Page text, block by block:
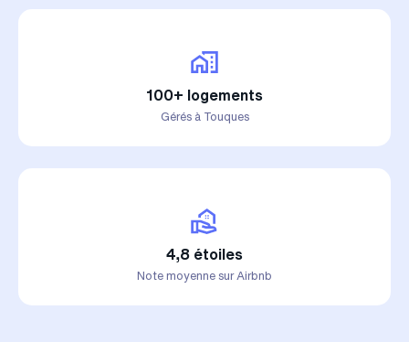
100+ logements
Gérés à Touques
4,8 étoiles
Note moyenne sur Airbnb